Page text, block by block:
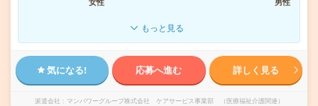
もっと見る
気になる! 応募へ進む 詳しく見る
派遣会社 マンパワーグループ株式会社 ケアサービス事業部 （医療福祉介護関連）